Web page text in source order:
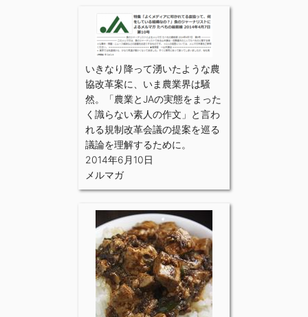
いきなり降って湧いたような農
協改革案に、いま農業界は騒
然。「農業とJAの実態をまった
く識らない素人の作文」と言わ
れる規制改革会議の提案を巡る
議論を理解するために。
2014年6月10日
メルマガ